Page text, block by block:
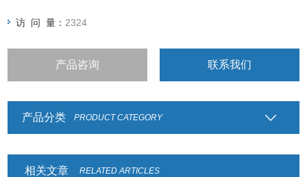
访 问 量： 2324
产品咨询 联系我们
产品分类 PRODUCT CATEGORY
相关文章 RELATED ARTICLES